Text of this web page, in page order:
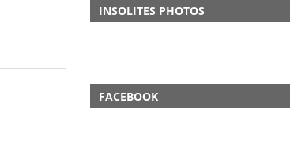
INSOLITES PHOTOS
FACEBOOK